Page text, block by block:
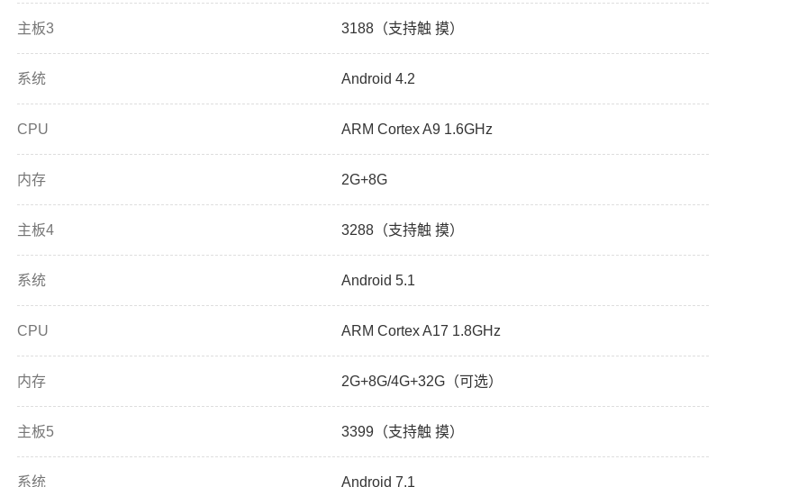
主板3 3188（支持触 摸）
系统 Android 4.2
CPU ARM Cortex A9 1.6GHz
内存 2G+8G
主板4 3288（支持触 摸）
系统 Android 5.1
CPU ARM Cortex A17 1.8GHz
内存 2G+8G/4G+32G（可选）
主板5 3399（支持触 摸）
系统 Android 7.1